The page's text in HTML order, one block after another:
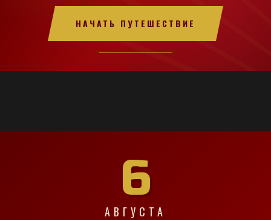
НАЧАТЬ ПУТЕШЕСТВИЕ
6
АВГУСТА